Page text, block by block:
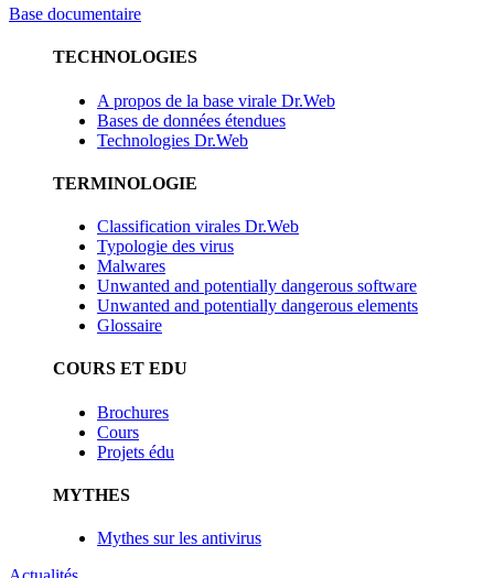
Base documentaire
TECHNOLOGIES
A propos de la base virale Dr.Web
Bases de données étendues
Technologies Dr.Web
TERMINOLOGIE
Classification virales Dr.Web
Typologie des virus
Malwares
Unwanted and potentially dangerous software
Unwanted and potentially dangerous elements
Glossaire
COURS ET EDU
Brochures
Cours
Projets édu
MYTHES
Mythes sur les antivirus